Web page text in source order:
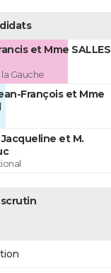
et Mme SALLES
Gauche
François et Mme
Jacqueline et M.